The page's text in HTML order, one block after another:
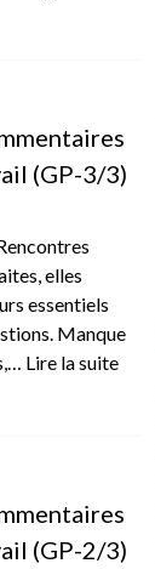
(GP-3/3)
elles
essentiels
Manque
Lire la suite
(GP-2/3)